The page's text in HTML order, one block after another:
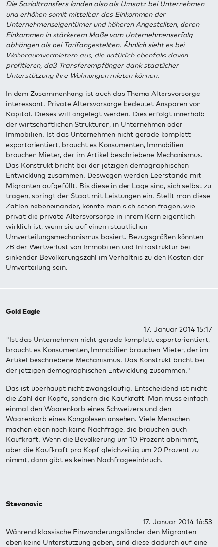
Die Sozialtransfers landen also als Umsatz bei Unternehmen
und erhöhen somit mittelbar das Einkommen der
Unternehmenseigentümer und höheren Angestellten, deren
Einkommen in stärkerem Maße vom Unternehmenserfolg
abhängen als bei Tarifangestellten. Ähnlich sieht es bei
Wohnraumvermietern aus, die natürlich ebenfalls davon
profitieren, daß Transferempfänger dank staatlicher
Unterstützung ihre Wohnungen mieten können.
In dem Zusammenhang ist auch das Thema Altersvorsorge
interessant. Private Altersvorsorge bedeutet Ansparen von
Kapital. Dieses will angelegt werden. Dies erfolgt innerhalb
der wirtschaftlichen Strukturen, in Unternehmen oder
Immobilien. Ist das Unternehmen nicht gerade komplett
exportorientiert, braucht es Konsumenten, Immobilien
brauchen Mieter, der im Artikel beschriebene Mechanismus.
Das Konstrukt bricht bei der jetzigen demographischen
Entwicklung zusammen. Deswegen werden Leerstände mit
Migranten aufgefüllt. Bis diese in der Lage sind, sich selbst zu
tragen, springt der Staat mit Leistungen ein. Stellt man diese
Zahlen nebeneinander, könnte man sich schon fragen, wie
privat die private Altersvorsorge in ihrem Kern eigentlich
wirklich ist, wenn sie auf einem staatlichen
Umverteilungsmechanismus basiert. Bezugsgrößen könnten
zB der Wertverlust von Immobilien und Infrastruktur bei
sinkender Bevölkerungszahl im Verhältnis zu den Kosten der
Umverteilung sein.
Gold Eagle
17. Januar 2014 15:17
"Ist das Unternehmen nicht gerade komplett exportorientiert,
braucht es Konsumenten, Immobilien brauchen Mieter, der im
Artikel beschriebene Mechanismus. Das Konstrukt bricht bei
der jetzigen demographischen Entwicklung zusammen."
Das ist überhaupt nicht zwangsläufig. Entscheidend ist nicht
die Zahl der Köpfe, sondern die Kaufkraft. Man muss einfach
einmal den Waarenkorb eines Schweizers und den
Waarenkorb eines Kongolesen ansehen. Viele Menschen
machen eben noch keine Nachfrage, die brauchen auch
Kaufkraft. Wenn die Bevölkerung um 10 Prozent abnimmt,
aber die Kaufkraft pro Kopf gleichzeitig um 20 Prozent zu
nimmt, dann gibt es keinen Nachfrageeinbruch.
Stevanovic
17. Januar 2014 16:53
Während klassische Einwanderungsländer den Migranten
eben keine Unterstützung geben, sind diese dadurch auf eine